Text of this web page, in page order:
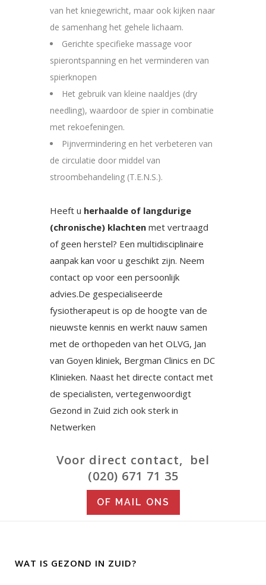
van het kniegewricht, maar ook kijken naar
de samenhang het gehele lichaam.
Gerichte specifieke massage voor
spierontspanning en het verminderen van
spierknopen
Het gebruik van kleine naaldjes (dry
needling), waardoor de spier in combinatie
met rekoefeningen.
Pijnvermindering en het verbeteren van
de circulatie door middel van
stroombehandeling (T.E.N.S.).
Heeft u herhaalde of langdurige
(chronische) klachten met vertraagd
of geen herstel? Een multidisciplinaire
aanpak kan voor u geschikt zijn. Neem
contact op voor een persoonlijk
advies.De gespecialiseerde
fysiotherapeut is op de hoogte van de
nieuwste kennis en werkt nauw samen
met de orthopeden van het OLVG, Jan
van Goyen kliniek, Bergman Clinics en DC
Klinieken. Naast het directe contact met
de specialisten, vertegenwoordigt
Gezond in Zuid zich ook sterk in
Netwerken
Voor direct contact, bel
(020) 671 71 35
OF MAIL ONS
WAT IS GEZOND IN ZUID?